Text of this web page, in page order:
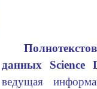
данных Science
ведущая